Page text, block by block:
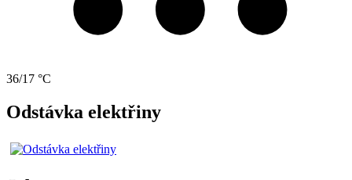
36/17 °C
Odstávka elektřiny